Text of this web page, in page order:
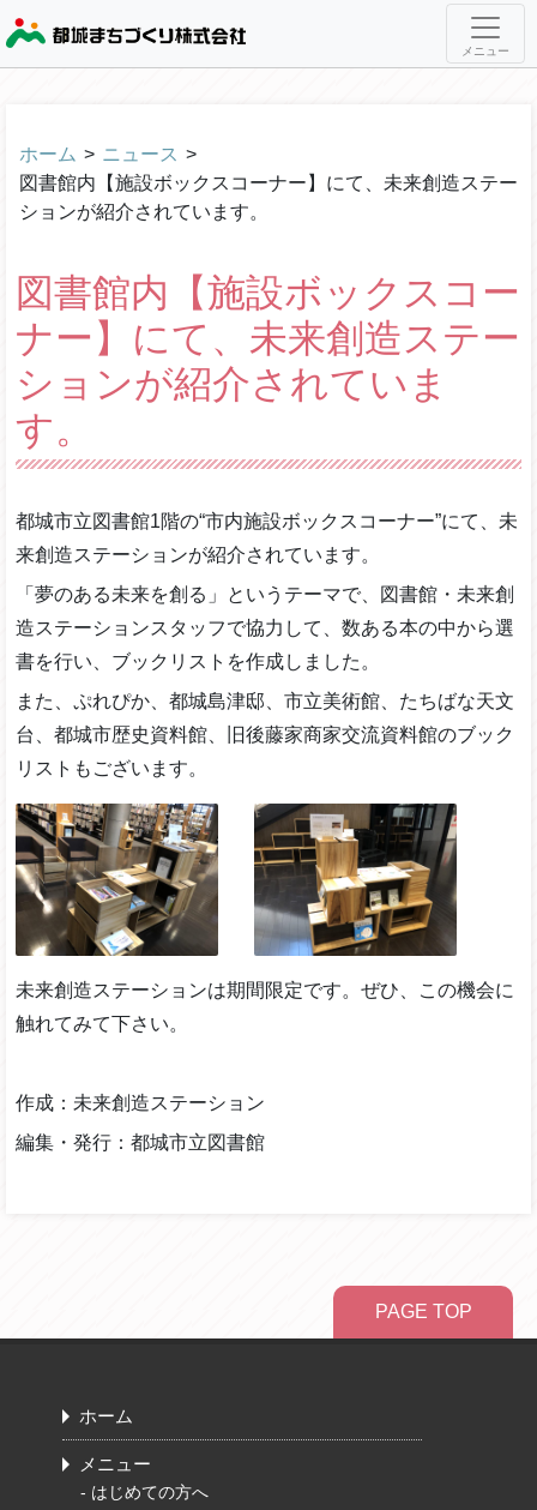
メニュー
ホーム > ニュース >
図書館内【施設ボックスコーナー】にて、未来創造ステー
ションが紹介されています。
図書館内【施設ボックスコー
ナー】にて、未来創造ステー
ションが紹介されていま
す。
都城市立図書館1階の“市内施設ボックスコーナー”にて、未
来創造ステーションが紹介されています。
「夢のある未来を創る」というテーマで、図書館・未来創
造ステーションスタッフで協力して、数ある本の中から選
書を行い、ブックリストを作成しました。
また、ぷれぴか、都城島津邸、市立美術館、たちばな天文
台、都城市歴史資料館、旧後藤家商家交流資料館のブック
リストもございます。
未来創造ステーションは期間限定です。ぜひ、この機会に
触れてみて下さい。
作成：未来創造ステーション
編集・発行：都城市立図書館
PAGE TOP
ホーム
メニュー
- はじめての方へ